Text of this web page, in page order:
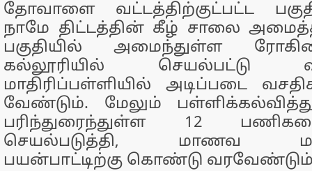
தோவாளை வட்டத்திற்குட்பட்ட
நாமே திட்டத்தின் கீழ் சாலை
பகுதியில் அமைந்துள்ள
கல்லூரியில் செயல்பட்டு
மாதிரிப்பள்ளியில் அடிப்படை
வேண்டும். மேலும்
பரிந்துரைந்துள்ள 12
செயல்படுத்தி, மாணவ
பயன்பாட்டிற்கு கொண்டு